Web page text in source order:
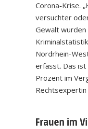
Corona-Krise.
versuchter
Gewalt wurden
Nordrhein-
erfasst. Das ist
Prozent im
Frauen im